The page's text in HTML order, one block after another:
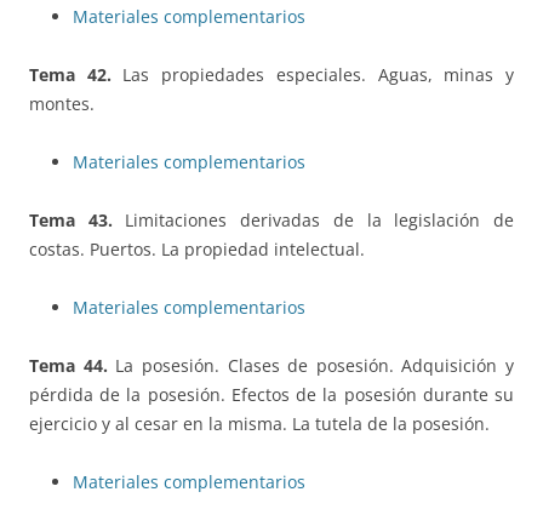
Materiales complementarios
Tema 42. Las propiedades especiales. Aguas, minas y
montes.
Materiales complementarios
Tema 43. Limitaciones derivadas de la legislación de
costas. Puertos. La propiedad intelectual.
Materiales complementarios
Tema 44. La posesión. Clases de posesión. Adquisición y
pérdida de la posesión. Efectos de la posesión durante su
ejercicio y al cesar en la misma. La tutela de la posesión.
Materiales complementarios